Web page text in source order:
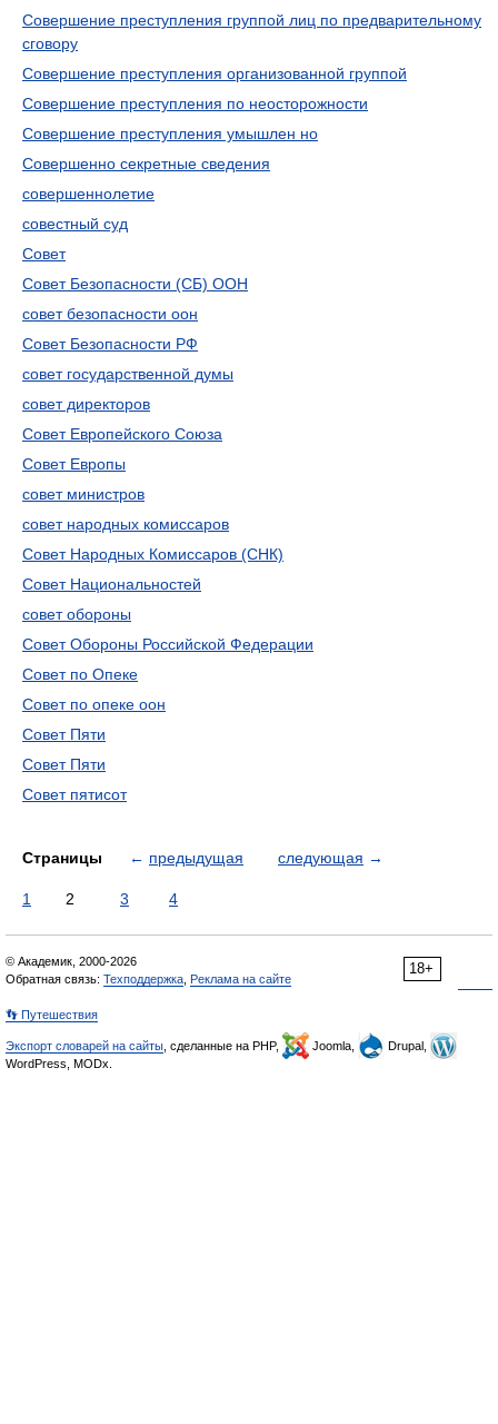
Совершение преступления группой лиц по предварительному
сговору
Совершение преступления организованной группой
Совершение преступления по неосторожности
Совершение преступления умышлен но
Совершенно секретные сведения
совершеннолетие
совестный суд
Совет
Совет Безопасности (СБ) ООН
совет безопасности оон
Совет Безопасности РФ
совет государственной думы
совет директоров
Совет Европейского Союза
Совет Европы
совет министров
совет народных комиссаров
Совет Народных Комиссаров (СНК)
Совет Национальностей
совет обороны
Совет Обороны Российской Федерации
Совет по Опеке
Совет по опеке оон
Совет Пяти
Совет Пяти
Совет пятисот
Страницы ← предыдущая следующая →
1 2 3 4
18+
© Академик, 2000-2026
Обратная связь: Техподдержка Реклама на сайте
👣 Путешествия
Экспорт словарей на сайты , сделанные на PHP, Joomla,
Drupal,
WordPress, MODx.